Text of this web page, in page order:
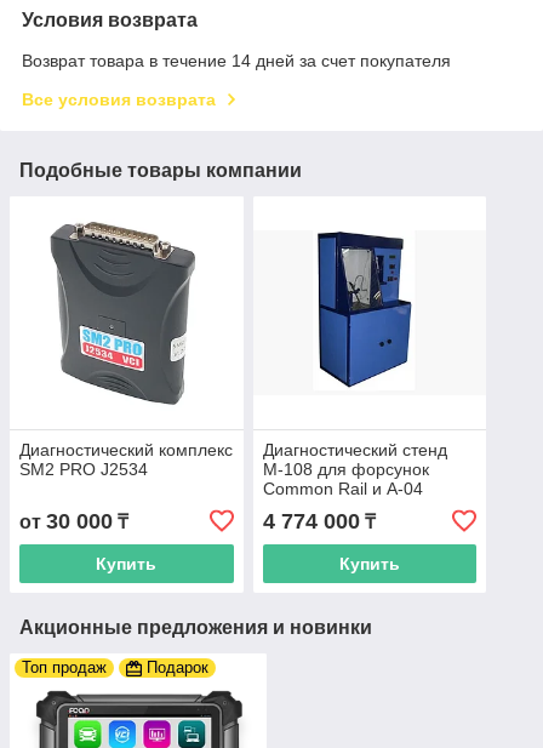
Условия возврата
Возврат товара в течение 14 дней за счет покупателя
Все условия возврата
Подобные товары компании
Диагностический комплекс
SM2 PRO J2534
от 30 000 ₸
Купить
Диагностический стенд
М-108 для форсунок
Common Rail и А-04
4 774 000₸
Купить
Акционные предложения и новинки
Топ продаж Подарок